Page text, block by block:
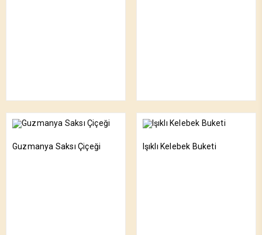
Guzmanya Saksı Çiçeği Işıklı Kelebek Buketi